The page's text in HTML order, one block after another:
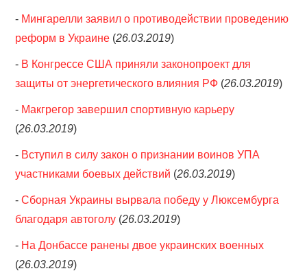
- Мингарелли заявил о противодействии проведению
реформ в Украине (26.03.2019)
- В Конгрессе США приняли законопроект для
защиты от энергетического влияния РФ (26.03.2019)
- Макгрегор завершил спортивную карьеру
(26.03.2019)
- Вступил в силу закон о признании воинов УПА
участниками боевых действий (26.03.2019)
-Сборная Украины вырвала победу у Люксембурга
благодаря автоголу (26.03.2019)
- На Донбассе ранены двое украинских военных
(26.03.2019)